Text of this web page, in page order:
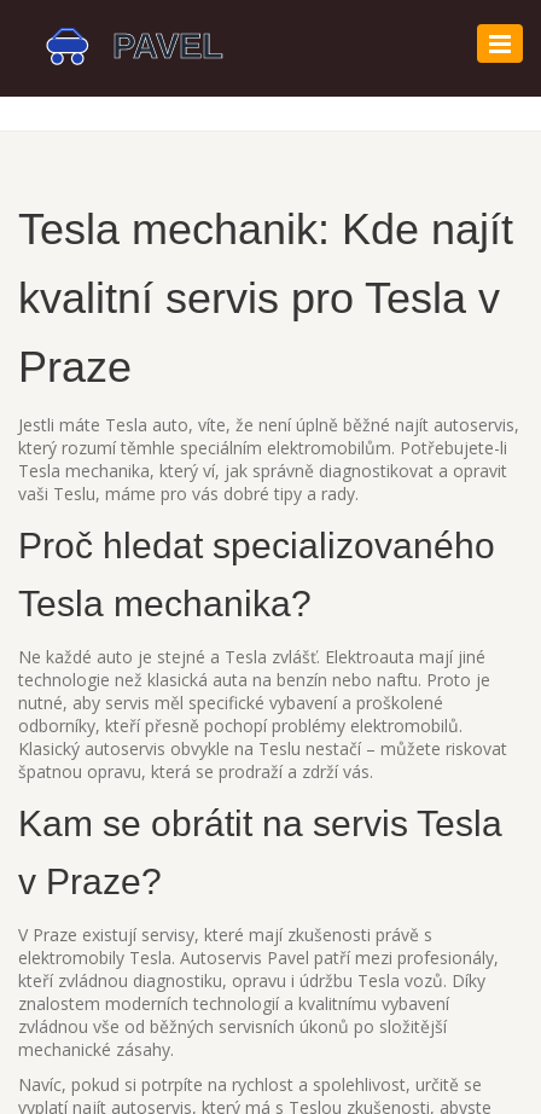
Tesla mechanik: Kde najít
kvalitní servis pro Tesla v
Praze
Jestli máte Tesla auto, víte, že není úplně běžné najít autoservis,
který rozumí těmhle speciálním elektromobilům. Potřebujete-li
Tesla mechanika, který ví, jak správně diagnostikovat a opravit
vaši Teslu, máme pro vás dobré tipy a rady.
Proč hledat specializovaného
Tesla mechanika?
Ne každé auto je stejné a Tesla zvlášť. Elektroauta mají jiné
technologie než klasická auta na benzín nebo naftu. Proto je
nutné, aby servis měl specifické vybavení a proškolené
odborníky, kteří přesně pochopí problémy elektromobilů.
Klasický autoservis obvykle na Teslu nestačí – můžete riskovat
špatnou opravu, která se prodraží a zdrží vás.
Kam se obrátit na servis Tesla
v Praze?
V Praze existují servisy, které mají zkušenosti právě s
elektromobily Tesla. Autoservis Pavel patří mezi profesionály,
kteří zvládnou diagnostiku, opravu i údržbu Tesla vozů. Díky
znalostem moderních technologií a kvalitnímu vybavení
zvládnou vše od běžných servisních úkonů po složitější
mechanické zásahy.
Navíc, pokud si potrpíte na rychlost a spolehlivost, určitě se
vyplatí najít autoservis, který má s Teslou zkušenosti, abyste